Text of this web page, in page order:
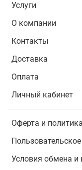
Услуги
О компании
Контакты
Доставка
Оплата
Личный кабинет
Оферта и
Условия обмена и